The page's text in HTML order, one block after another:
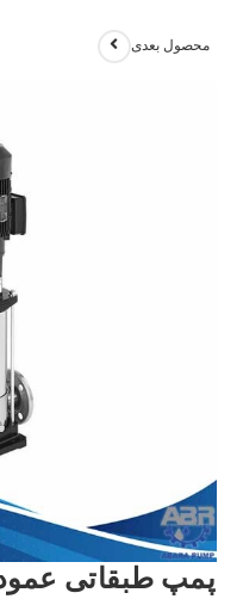
محصول بعدی